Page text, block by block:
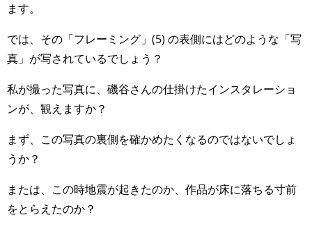
ます。
では、その「フレーミング」(5) の表側にはどのような「写
真」が写されているでしょう？
私が撮った写真に、磯谷さんの仕掛けたインスタレーショ
ンが、観えますか？
まず、この写真の裏側を確かめたくなるのではないでしょ
うか？
または、この時地震が起きたのか、作品が床に落ちる寸前
をとらえたのか？